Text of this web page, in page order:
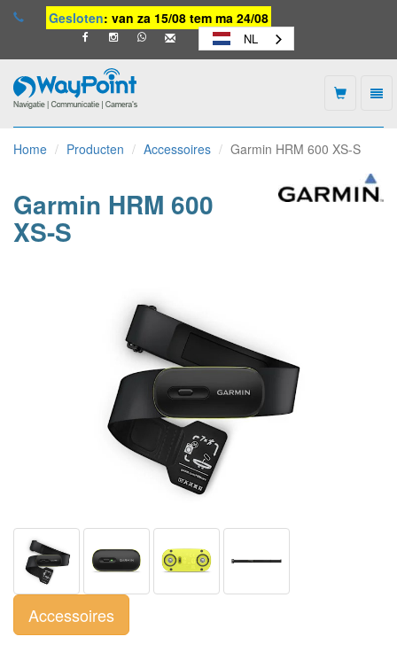
Gesloten: van za 15/08 tem ma 24/08
NL
-
naar
Home Producten Accessoires Garmin HRM 600 XS-S
Garmin HRM 600
XS-S
Accessoires